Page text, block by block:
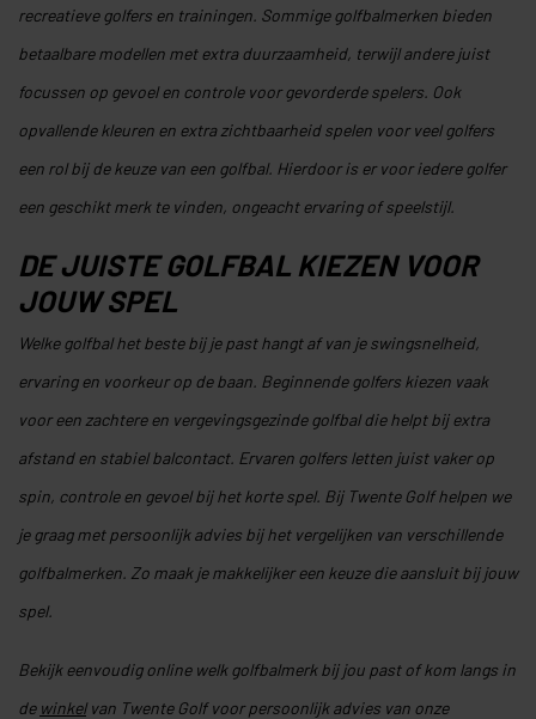
recreatieve golfers en trainingen. Sommige golfbalmerken bieden
betaalbare modellen met extra duurzaamheid, terwijl andere juist
focussen op gevoel en controle voor gevorderde spelers. Ook
opvallende kleuren en extra zichtbaarheid spelen voor veel golfers
een rol bij de keuze van een golfbal. Hierdoor is er voor iedere golfer
een geschikt merk te vinden, ongeacht ervaring of speelstijl.
DE JUISTE GOLFBAL KIEZEN VOOR
JOUW SPEL
Welke golfbal het beste bij je past hangt af van je swingsnelheid,
ervaring en voorkeur op de baan. Beginnende golfers kiezen vaak
voor een zachtere en vergevingsgezinde golfbal die helpt bij extra
afstand en stabiel balcontact. Ervaren golfers letten juist vaker op
spin, controle en gevoel bij het korte spel. Bij Twente Golf helpen we
je graag met persoonlijk advies bij het vergelijken van verschillende
golfbalmerken. Zo maak je makkelijker een keuze die aansluit bij jouw
spel.
Bekijk eenvoudig online welk golfbalmerk bij jou past of kom langs in
de winkelvan Twente Golf voor persoonlijk advies van onze